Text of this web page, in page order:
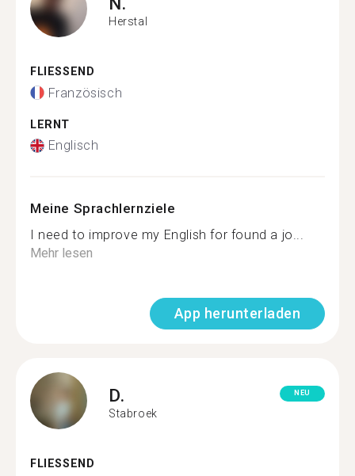
Herstal
FLIESSEND
Französisch
LERNT
Englisch
Meine Sprachlernziele
I need to improve my English for found a jo...
Mehr lesen
App herunterladen
D.
Stabroek
NEU
FLIESSEND